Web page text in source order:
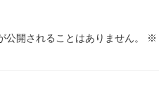
公開されることはありません。 ※